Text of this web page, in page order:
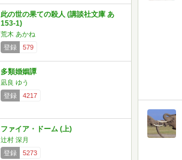
此の世の果ての殺人 (講談社文庫 あ
153-1)
荒木 あかね
登録
579
多類婚姻譚
凪良 ゆう
登録
4217
ファイア・ドーム (上)
辻村 深月
登録
5273